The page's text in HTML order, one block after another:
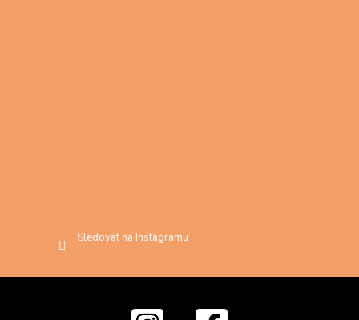
Sledovat na Instagramu